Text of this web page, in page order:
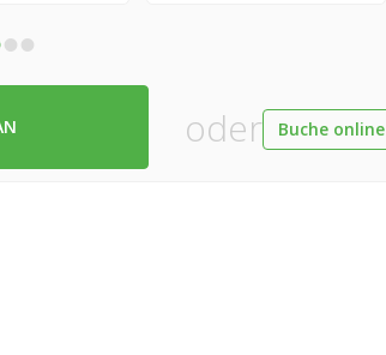
••
oder Buche online